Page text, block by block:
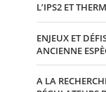
L’IPS2 ET
ENJEUX ET
ANCIENNE
A LA